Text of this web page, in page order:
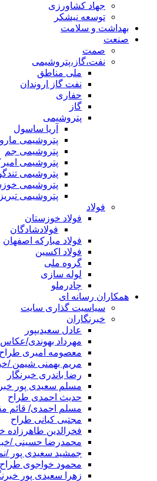
جهاد کشاورزی
توسعه نیشکر
بهداشت و سلامت
صنعت
صمت
نفت،گاز،پتروشیمی
ملی مناطق
نفت گاز اروندان
حفاری
گاز
پتروشیمی
آریا ساسول
پتروشیمی
پتروشیمی جم
پتروشیمی
پتروشیمی
پتروشیمی
پتروشیمی تبریز
فولاد
فولاد خوزستان
فولادشادگان
فولاد مبارکه اصفهان
فولاد اکسین
گروه ملی
لوله سازی
چادرملو
همکاران رسانه ای
سیاسیت گذاری سایت
خبرنگاران
عادل سعیدیپور
مهرداد بهوندی/
معصومه امیری
مریم بهمنی شیمن /
رضا باندری خبرنگار
مسلم سعیدی پور
حدیث احمدی طراح
مسلم احمدی/ قائم
مجتبی کیانی طراح
فخرالدین طاهرزاده
محمدرضا حسینی /
جمشید سعیدی پور /
محمود خواجوی طراح
زهرا سعیدی پور